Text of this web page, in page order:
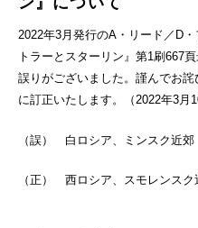
2022年3月発行のA・リード／D
トラーとスターリン』第1刷667
誤りがございました。謹んでお詫
に訂正いたします。（2022年3月
（誤） 白ロシア、ミンスク近郊
（正） 西ロシア、スモレンスク